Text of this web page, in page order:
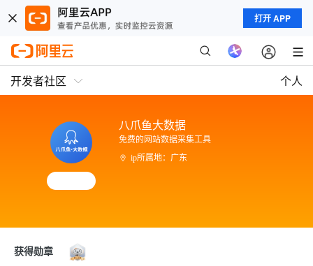
打开 APP
开发者社区 个人
八爪鱼大数据
免费的网站数据采集工具
ip所属地：广东
获得勋章